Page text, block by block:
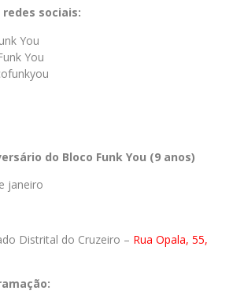
redes sociais:
You
You
do Bloco Funk You (9 anos)
janeiro
Distrital do Cruzeiro – Rua Opala, 55,